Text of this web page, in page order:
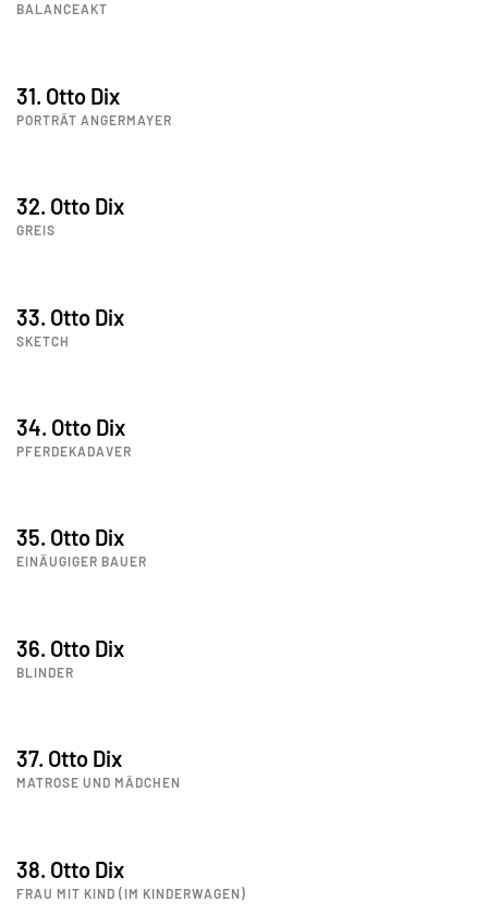
BALANCEAKT
31. Otto Dix
PORTRÄT ANGERMAYER
32. Otto Dix
GREIS
33. Otto Dix
SKETCH
34. Otto Dix
PFERDEKADAVER
35. Otto Dix
EINÄUGIGER BAUER
36. Otto Dix
BLINDER
37. Otto Dix
MATROSE UND MÄDCHEN
38. Otto Dix
FRAU MIT KIND (IM KINDERWAGEN)